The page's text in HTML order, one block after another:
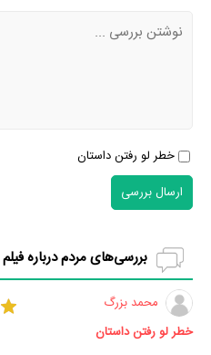
خطر لو رفتن داستان
ارسال بررسی
بررسی‌های مردم درباره
محمد بزرگ
خطر لو رفتن داستان